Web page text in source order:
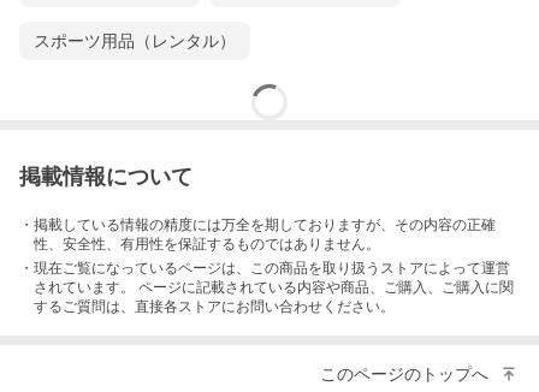
スポーツ用品（レンタル）
掲載情報について
・掲載している情報の精度には万全を期しておりますが、その内容の正確
性、安全性、有用性を保証するものではありません。
・現在ご覧になっているページは、この商品を取り扱うストアによって運営
されています。 ページに記載されている内容や商品、ご購入 、ご購入に関
するご質問は、直接各ストアにお問い合わせください。
このページのトップへ